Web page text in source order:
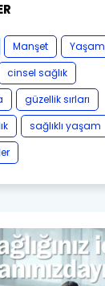
Manşet
Yaşam
cinsel sağlık
güzellik sırları
sağlıklı yaşam